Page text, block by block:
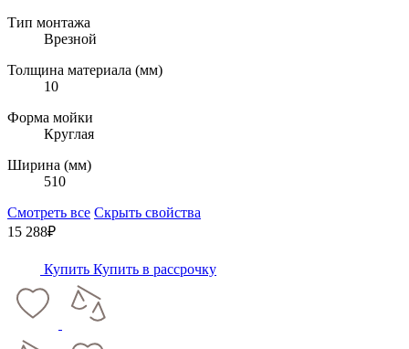
Тип монтажа
Врезной
Толщина материала (мм)
10
Форма мойки
Круглая
Ширина (мм)
510
Смотреть все Скрыть свойства
15 288₽
Купить Купить в рассрочку